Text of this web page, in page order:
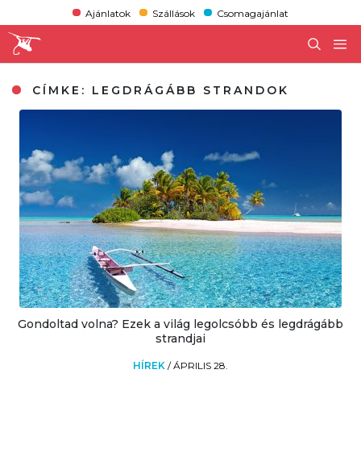
Ajánlatok Szállások Csomagajánlat
CÍMKE: LEGDRÁGÁBB STRANDOK
Gondoltad volna? Ezek a világ legolcsóbb és legdrágább
strandjai
HÍREK /ÁPRILIS 28.